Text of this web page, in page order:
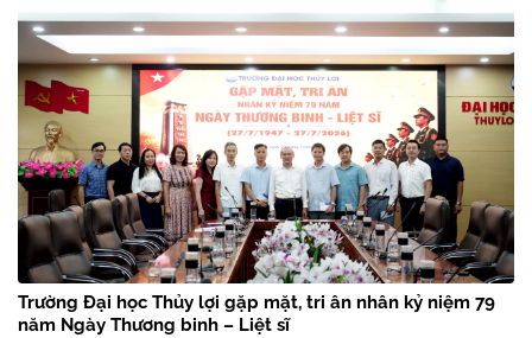
Trường Đại học Thủy lợi gặp mặt, tri ân nhân kỷ niệm 79
năm Ngày Thương binh – Liệt sĩ